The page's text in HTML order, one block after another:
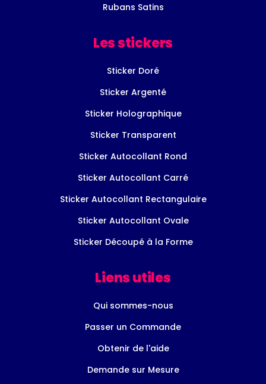
Rubans Satins
Les stickers
Sticker Doré
Sticker Argenté
Sticker Holographique
Sticker Transparent
Sticker Autocollant Rond
Sticker Autocollant Carré
Sticker Autocollant Rectangulaire
Sticker Autocollant Ovale
Sticker Découpé à la Forme
Liens utiles
Qui sommes-nous
Passer un Commande
Obtenir de l'aide
Demande sur Mesure